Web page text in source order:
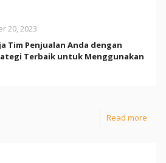
20, 2023
Tim Penjualan Anda dengan
Terbaik untuk Menggunakan
Read more